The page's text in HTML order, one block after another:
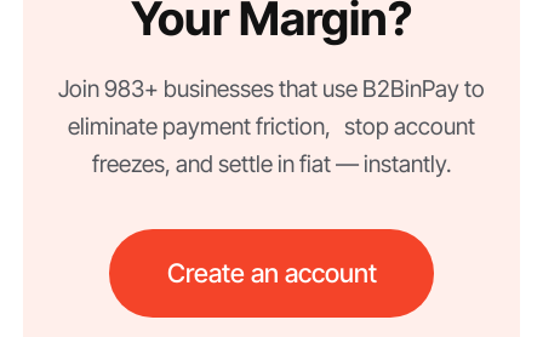
Your Margin?
Join 983+ businesses that use B2BinPay to
eliminate payment friction, stop account
freezes, and settle in fiat — instantly.
Create an account